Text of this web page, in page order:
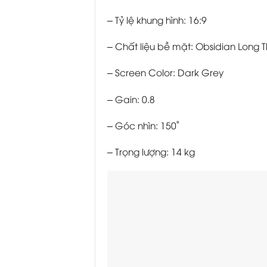
– Tỷ lệ khung hình: 16:9
– Chất liệu bề mặt: Obsidian Long
– Screen Color: Dark Grey
– Gain: 0.8
– Góc nhìn: 150˚
– Trọng lượng: 14 kg